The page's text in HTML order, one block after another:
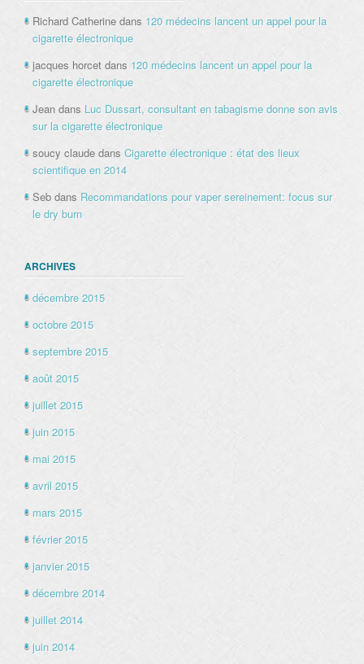
Richard Catherine dans 120 médecins lancent un appel pour la
cigarette électronique
jacques horcet dans 120 médecins lancent un appel pour la
cigarette électronique
Jean dans Luc Dussart, consultant en tabagisme donne son avis
sur la cigarette électronique
soucy claude dans Cigarette électronique : état des lieux
scientifique en 2014
Seb dans Recommandations pour vaper sereinement: focus sur
le dry burn
ARCHIVES
décembre 2015
octobre 2015
septembre 2015
août 2015
juillet 2015
juin 2015
mai 2015
avril 2015
mars 2015
février 2015
janvier 2015
décembre 2014
juillet 2014
juin 2014